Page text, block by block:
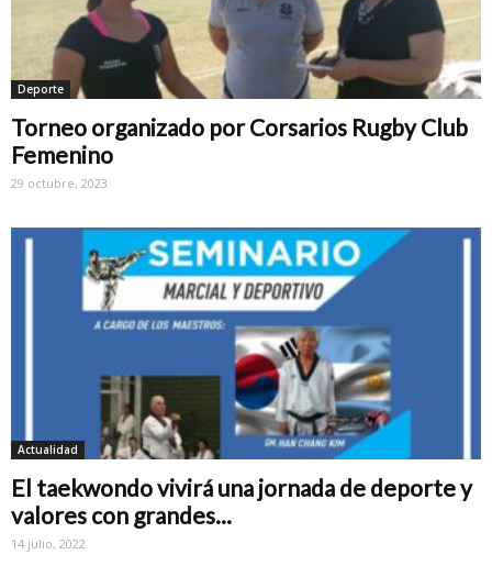
Deporte
Torneo organizado por Corsarios Rugby Club
Femenino
29 octubre, 2023
Actualidad
El taekwondo vivirá una jornada de deporte y
valores con grandes...
14 julio, 2022